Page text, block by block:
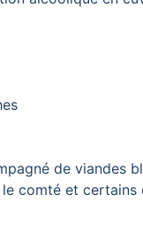
de viandes
comté et certains